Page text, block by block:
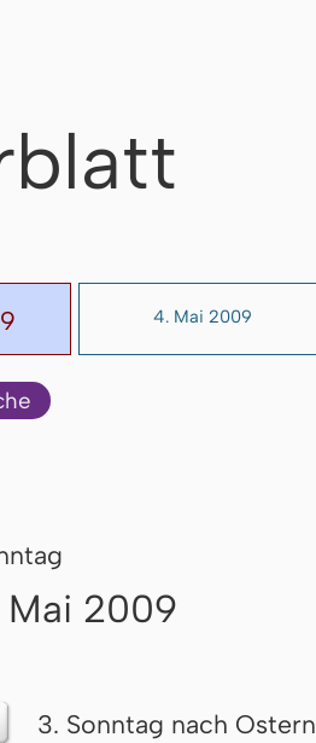
4. Mai 2009
Mai 2009
3. Sonntag nach Ostern